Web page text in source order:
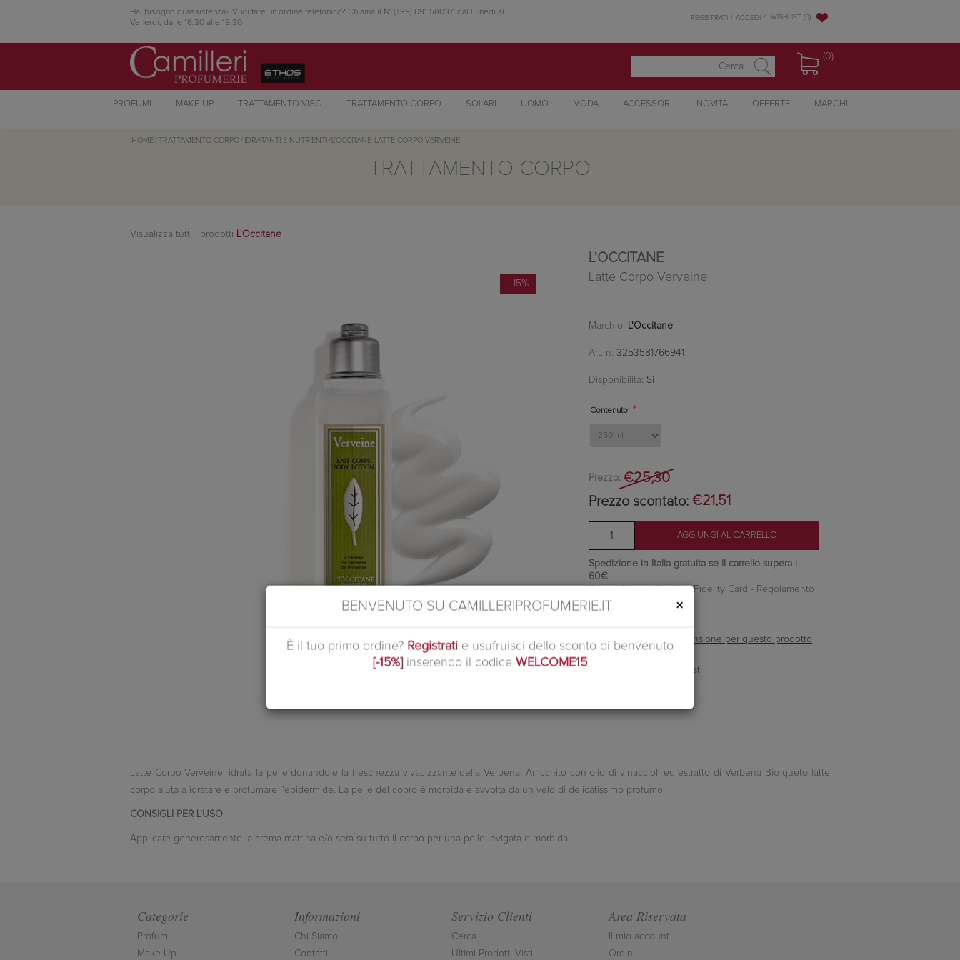
Hai bisogno di assistenza? Vuoi fare un ordine telefonico? Chiama il N° (+39) 091 580101 dal Lunedì al
Venerdì, dalle 16:30 alle 19:30
REGISTRATI ACCEDI WISHLIST (0)
(0)
PROFUMI MAKE-UP TRATTAMENTO VISO TRATTAMENTO CORPO SOLARI UOMO MODA ACCESSORI NOVITÀ OFFERTE MARCHI
HOME / TRATTAMENTO CORPO / IDRATANTI E NUTRIENTI / L'OCCITANE LATTE CORPO VERVEINE
TRATTAMENTO CORPO
Visualizza tutti i prodotti L'Occitane
- 15%
L'OCCITANE
Latte Corpo Verveine
Marchio: L'Occitane
Art. n. 3253581766941
Disponibilità: Si
Contenuto *
Prezzo: €25,30
Prezzo scontato: €21,51
Spedizione in Italia gratuita se il carrello supera i
60€
Ottieni 2 punti Camilleri Fidelity Card - Regolamento
Si tratta della prima recensione per questo prodotto
Latte Corpo Verveine: idrata la pelle donandole la freschezza vivacizzante della Verbena. Arricchito con olio di vinaccioli ed estratto di Verbena Bio queto latte
corpo aiuta a idratare e profumare l'epidermide. La pelle del copro è morbida e avvolta da un velo di delicatissimo profumo.
CONSIGLI PER L’USO
Applicare generosamente la crema mattina e/o sera su tutto il corpo per una pelle levigata e morbida.
Categorie
Profumi
Make-Up
Informazioni
Chi Siamo
Contatti
Servizio Clienti
Cerca
Ultimi Prodotti Visti
Area Riservata
Il mio account
Ordini
BENVENUTO SU CAMILLERIPROFUMERIE.IT ×
È il tuo primo ordine? Registrati e usufruisci dello sconto di benvenuto
[-15%] inserendo il codice WELCOME15